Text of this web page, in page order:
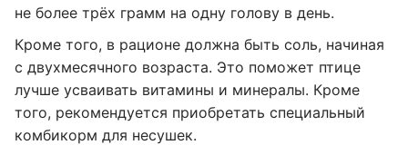
не более трёх грамм на одну голову в день.
Кроме того, в рационе должна быть соль, начиная
с двухмесячного возраста. Это поможет птице
лучше усваивать витамины и минералы. Кроме
того, рекомендуется приобретать специальный
комбикорм для несушек.